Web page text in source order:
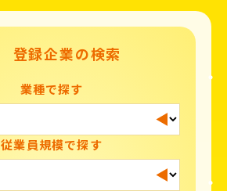
登録企業の検索
業種で探す
従業員規模で探す